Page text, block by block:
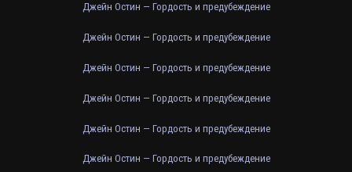
Джейн Остин — Гордость и предубеждение
Джейн Остин — Гордость и предубеждение
Джейн Остин — Гордость и предубеждение
Джейн Остин — Гордость и предубеждение
Джейн Остин — Гордость и предубеждение
Джейн Остин — Гордость и предубеждение